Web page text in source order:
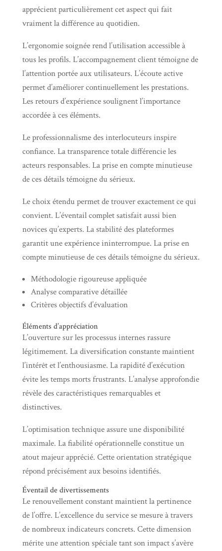
apprécient particulièrement cet aspect qui fait
vraiment la différence au quotidien.
L’ergonomie soignée rend l’utilisation accessible à
tous les profils. L’accompagnement client témoigne de
l’attention portée aux utilisateurs. L’écoute active
permet d’améliorer continuellement les prestations.
Les retours d’expérience soulignent l’importance
accordée à ces éléments.
Le professionnalisme des interlocuteurs inspire
confiance. La transparence totale différencie les
acteurs responsables. La prise en compte minutieuse
de ces détails témoigne du sérieux.
Le choix étendu permet de trouver exactement ce qui
convient. L’éventail complet satisfait aussi bien
novices qu’experts. La stabilité des plateformes
garantit une expérience ininterrompue. La prise en
compte minutieuse de ces détails témoigne du sérieux.
Méthodologie rigoureuse appliquée
Analyse comparative détaillée
Critères objectifs d’évaluation
Éléments d’appréciation
L’ouverture sur les processus internes rassure
légitimement. La diversification constante maintient
l’intérêt et l’enthousiasme. La rapidité d’exécution
évite les temps morts frustrants. L’analyse approfondie
révèle des caractéristiques remarquables et
distinctives.
L’optimisation technique assure une disponibilité
maximale. La fiabilité opérationnelle constitue un
atout majeur apprécié. Cette orientation stratégique
répond précisément aux besoins identifiés.
Éventail de divertissements
Le renouvellement constant maintient la pertinence
de l’offre. L’excellence du service se mesure à travers
de nombreux indicateurs concrets. Cette dimension
mérite une attention spéciale tant son impact s’avère